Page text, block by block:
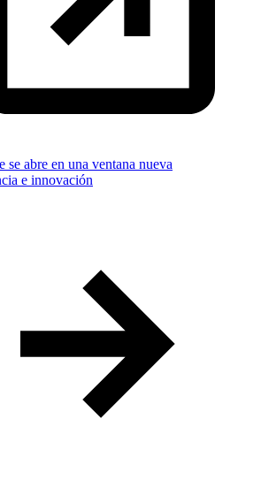
se abre en una ventana nueva
e innovación